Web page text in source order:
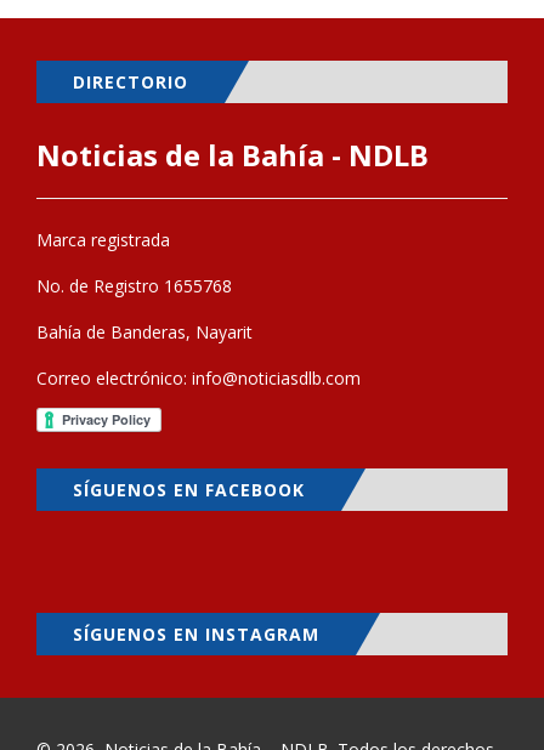
DIRECTORIO
Noticias de la Bahía - NDLB
Marca registrada
No. de Registro 1655768
Bahía de Banderas, Nayarit
Correo electrónico: info@noticiasdlb.com
SÍGUENOS EN FACEBOOK
SÍGUENOS EN INSTAGRAM